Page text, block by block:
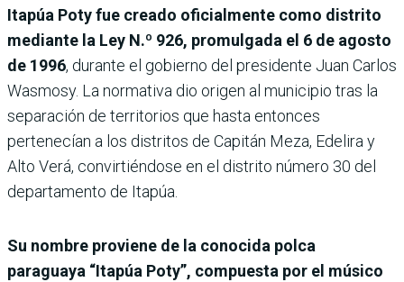
Itapúa Poty fue creado oficialmente como distrito
mediante la Ley N.º 926, promulgada el 6 de agosto
de 1996, durante el gobierno del presidente Juan Carlos
Wasmosy. La normativa dio origen al municipio tras la
separación de territorios que hasta entonces
pertenecían a los distritos de Capitán Meza, Edelira y
Alto Verá, convirtiéndose en el distrito número 30 del
departamento de Itapúa.
Su nombre proviene de la conocida polca
paraguaya “Itapúa Poty”, compuesta por el músico